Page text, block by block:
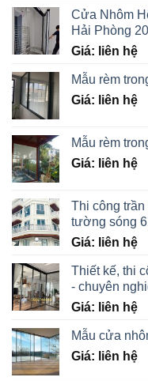
Cửa Nhôm
Hải Phòng
Giá: liên hệ
Mẫu rèm
Giá: liên hệ
Mẫu rèm
Giá: liên hệ
Thi công
tường sóng
Giá: liên hệ
Thiết kế, thi
- chuyên
Giá: liên hệ
Mẫu cửa
Giá: liên hệ